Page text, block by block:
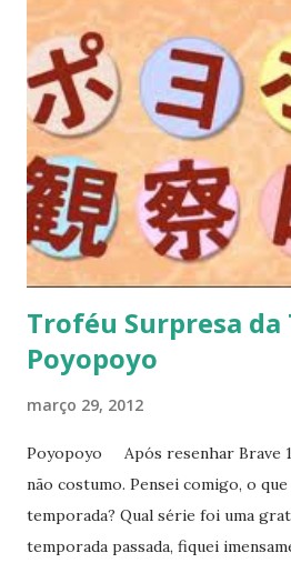
Troféu Surpresa da
Poyopoyo
março 29, 2012
Poyopoyo Após resenhar Brave
não costumo. Pensei comigo, o
temporada? Qual série foi uma
temporada passada, fiquei